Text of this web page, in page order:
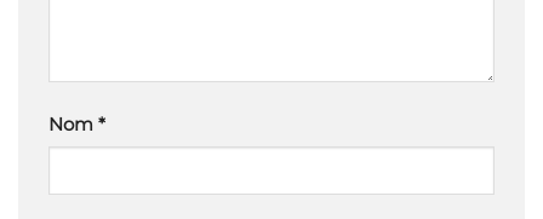
Nom *